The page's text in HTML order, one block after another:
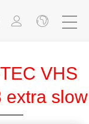
VHS
extra slow